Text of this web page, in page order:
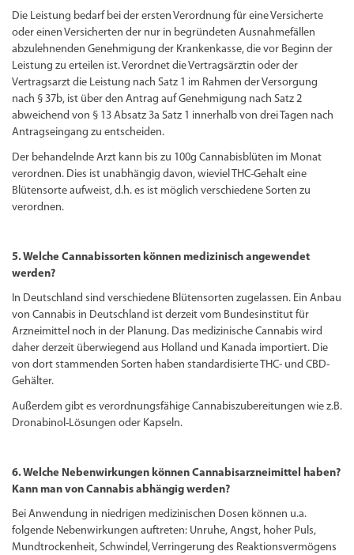
Die Leistung bedarf bei der ersten Verordnung für eine Versicherte
oder einen Versicherten der nur in begründeten Ausnahmefällen
abzulehnenden Genehmigung der Krankenkasse, die vor Beginn der
Leistung zu erteilen ist. Verordnet die Vertragsärztin oder der
Vertragsarzt die Leistung nach Satz 1 im Rahmen der Versorgung
nach § 37b, ist über den Antrag auf Genehmigung nach Satz 2
abweichend von § 13 Absatz 3a Satz 1 innerhalb von drei Tagen nach
Antragseingang zu entscheiden.
Der behandelnde Arzt kann bis zu 100g Cannabisblüten im Monat
verordnen. Dies ist unabhängig davon, wieviel THC-Gehalt eine
Blütensorte aufweist, d.h. es ist möglich verschiedene Sorten zu
verordnen.
5. Welche Cannabissorten können medizinisch angewendet
werden?
In Deutschland sind verschiedene Blütensorten zugelassen. Ein Anbau
von Cannabis in Deutschland ist derzeit vom Bundesinstitut für
Arzneimittel noch in der Planung. Das medizinische Cannabis wird
daher derzeit überwiegend aus Holland und Kanada importiert. Die
von dort stammenden Sorten haben standardisierte THC- und CBD-
Gehälter.
Außerdem gibt es verordnungsfähige Cannabiszubereitungen wie z.B.
Dronabinol-Lösungen oder Kapseln.
6. Welche Nebenwirkungen können Cannabisarzneimittel haben?
Kann man von Cannabis abhängig werden?
Bei Anwendung in niedrigen medizinischen Dosen können u.a.
folgende Nebenwirkungen auftreten: Unruhe, Angst, hoher Puls,
Mundtrockenheit, Schwindel, Verringerung des Reaktionsvermögens